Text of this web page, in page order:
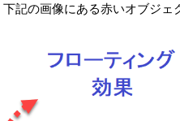
下記の画像にある赤いオブジェ